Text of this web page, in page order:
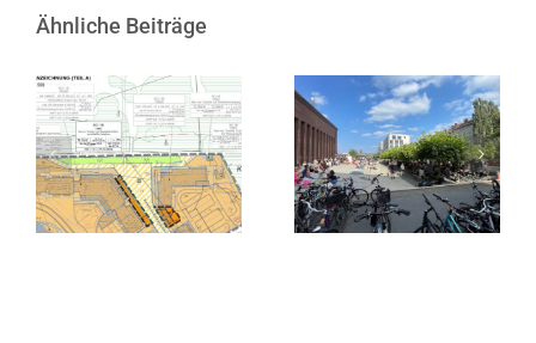
Ähnliche Beiträge
Satzungsbeschluss
zur 1. Änderung
des
Bebauungsplans
Nr. 3 in
Heiligenhafen
10 Jahre KINDL
– Zentrum für
zeitgenössische
Kunst